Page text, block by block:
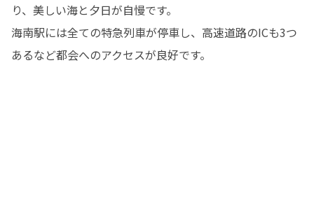
り、美しい海と夕日が自慢です。
海南駅には全ての特急列車が停車し、高速道路のICも3つ
あるなど都会へのアクセスが良好です。